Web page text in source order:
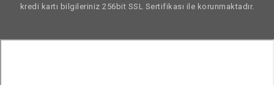
kredi kartı bilgileriniz 256bit SSL Sertifikası ile korunmaktadır.